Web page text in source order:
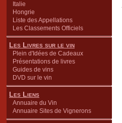
Italie
Hongrie
Liste des Appellations
Les Classements Officiels
Les Livres sur le vin
Plein d'Idées de Cadeaux
Présentations de livres
Guides de vins
DVD sur le vin
Les Liens
Annuaire du Vin
Annuaire Sites de Vignerons